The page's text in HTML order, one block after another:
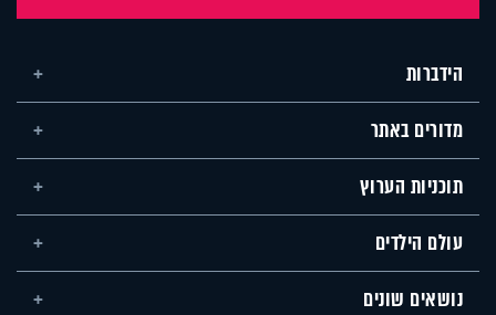
הידברות
מדורים באתר
תוכניות הערוץ
עולם הילדים
נושאים שונים